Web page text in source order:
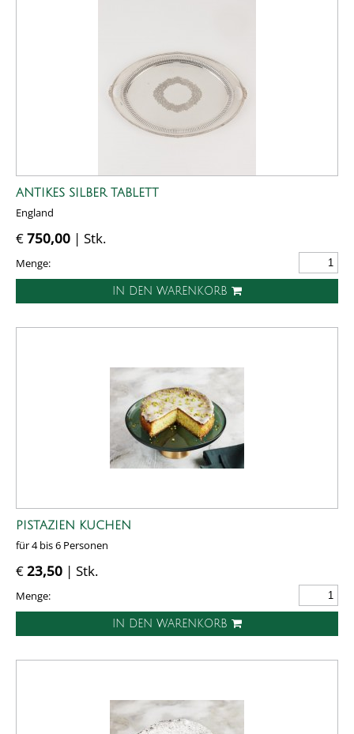
ANTIKES SILBER TABLETT
England
€750,00 | Stk.
Menge:
IN DEN WARENKORB
PISTAZIEN KUCHEN
für 4 bis 6 Personen
€23,50 | Stk.
Menge:
IN DEN WARENKORB